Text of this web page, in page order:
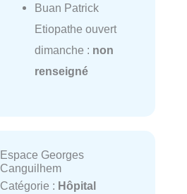
Buan Patrick
Etiopathe ouvert
dimanche : non
renseigné
Espace Georges
Canguilhem
Catégorie : Hôpital